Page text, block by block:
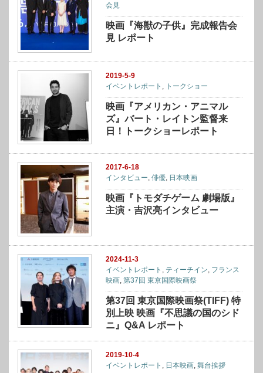
会見
映画『海獣の子供』完成報告会
見 レポート
2019-5-9
イベントレポート , トークショー
映画『アメリカン・アニマル
ズ』バート・レイトン監督来
日！トークショーレポート
2017-6-18
インタビュー,俳優, 日本映画
映画『トモダチゲーム 劇場版』
主演・吉沢亮インタビュー
2024-11-3
イベントレポート
ティーチイン フランス
映画 ,第37回 東京国際映画祭
第37回 東京国際映画祭(TIFF) 特
別上映 映画『不思議の国のシド
ニ』Q&A レポート
2019-10-4
イベントレポート
日本映画 ,舞台挨拶